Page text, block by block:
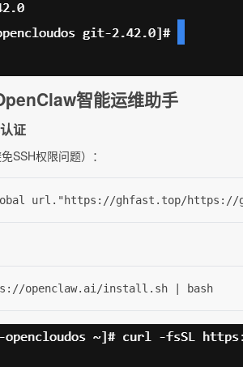
智能运维助手
证
SSH权限问题）：
url."https://ghfast.top/https://
openclaw.ai/install.sh | bash